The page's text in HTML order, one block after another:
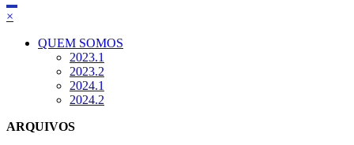
×
QUEM SOMOS
2023.1
2023.2
2024.1
2024.2
ARQUIVOS